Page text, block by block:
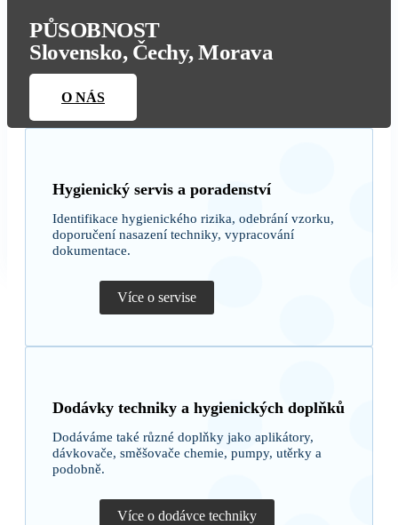
PŮSOBNOST
Slovensko, Čechy, Morava
O NÁS
Hygienický servis a poradenství
Identifikace hygienického rizika, odebrání vzorku,
doporučení nasazení techniky, vypracování
dokumentace.
Více o servise
Dodávky techniky a hygienických doplňků
Dodáváme také různé doplňky jako aplikátory,
dávkovače, směšovače chemie, pumpy, utěrky a
podobně.
Více o dodávce techniky